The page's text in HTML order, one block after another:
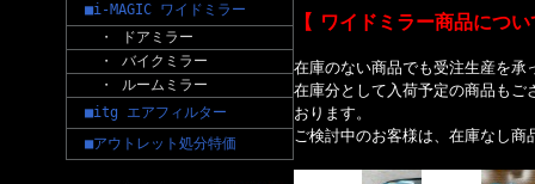
■i-MAGIC ワイドミラー
・ ドアミラー
・ バイクミラー
・ ルームミラー
■itg エアフィルター
■アウトレット処分特価
【 ワイドミラー商品につ
在庫のない商品でも受注生産を承
在庫分として入荷予定の商品もご
おります。
ご検討中のお客様は、在庫なし